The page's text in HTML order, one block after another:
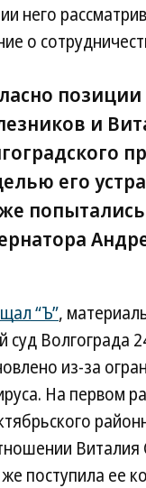
него
о
и
его
“Ъ”,
суд Волгограда
из-за
На первом
Виталия
поступила ее